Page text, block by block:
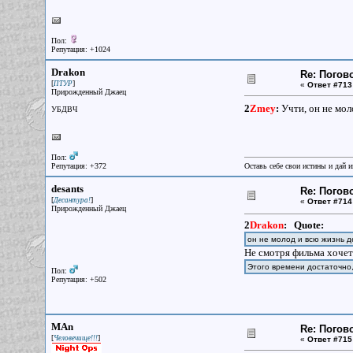
Пол:
Репутация: +1024
Drakon
[ПТУР]
Прирожденный Джаец
УБДВЧ
Пол:
Репутация: +372
Re:
« Ответ #713
2Zmey: Учти, он не
Оставь себе свои истины и дай
desants
[Десантура!]
Прирожденный Джаец
Пол:
Репутация: +502
Re:
« Ответ #714
2Drakon: Quote:
он не молод и всю жизнь
Не смотря фильма
Этого времени
MAn
[Человечище!!!]
Re:
« Ответ #715